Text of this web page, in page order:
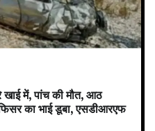
खाई में, पांच की मौत, आठ
का भाई डूबा, एसडीआरएफ